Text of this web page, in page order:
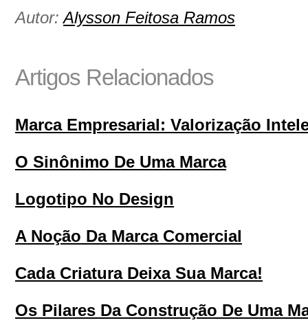
Autor:Alysson Feitosa Ramos
Artigos Relacionados
Marca Empresarial: Valorização
O Sinônimo De Uma Marca
Logotipo No Design
A Noção Da Marca Comercial
Cada Criatura Deixa Sua Marca!
Os Pilares Da Construção De Uma